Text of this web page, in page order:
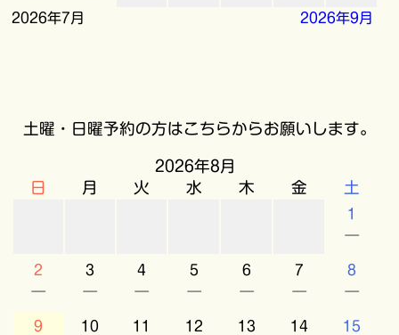
2026年7月 2026年9月
土曜・日曜予約の方はこちらからお願いします。
2026年8月
日
月 火 水 木 金 土
1
－
2
－
3
－
4
－
5
－
6
－
7
－
8
－
9 10 11 12 13 14 15